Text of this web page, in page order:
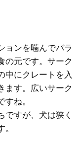
ョンを噛んでバラ
の元です。サーク
中にクレートを入
ます。広いサーク
ね。
ですが、犬は狭く